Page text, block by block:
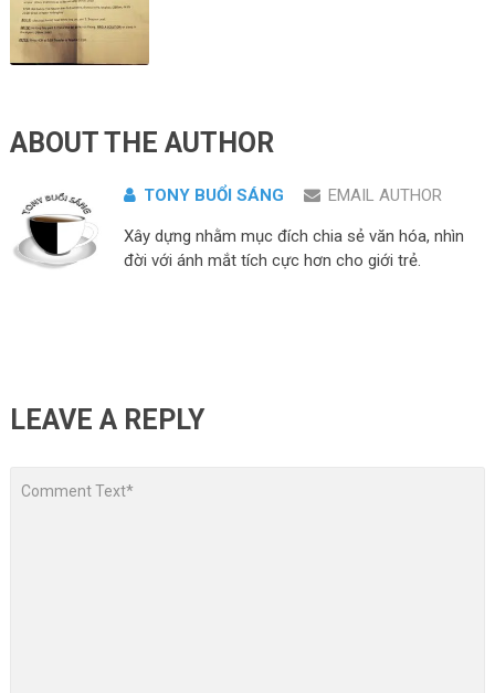
ABOUT THE AUTHOR
TONY BUỔI SÁNG EMAIL AUTHOR
Xây dựng nhằm mục đích chia sẻ văn hóa, nhìn
đời với ánh mắt tích cực hơn cho giới trẻ.
LEAVE A REPLY